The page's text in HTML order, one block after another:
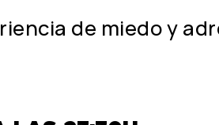
de miedo y